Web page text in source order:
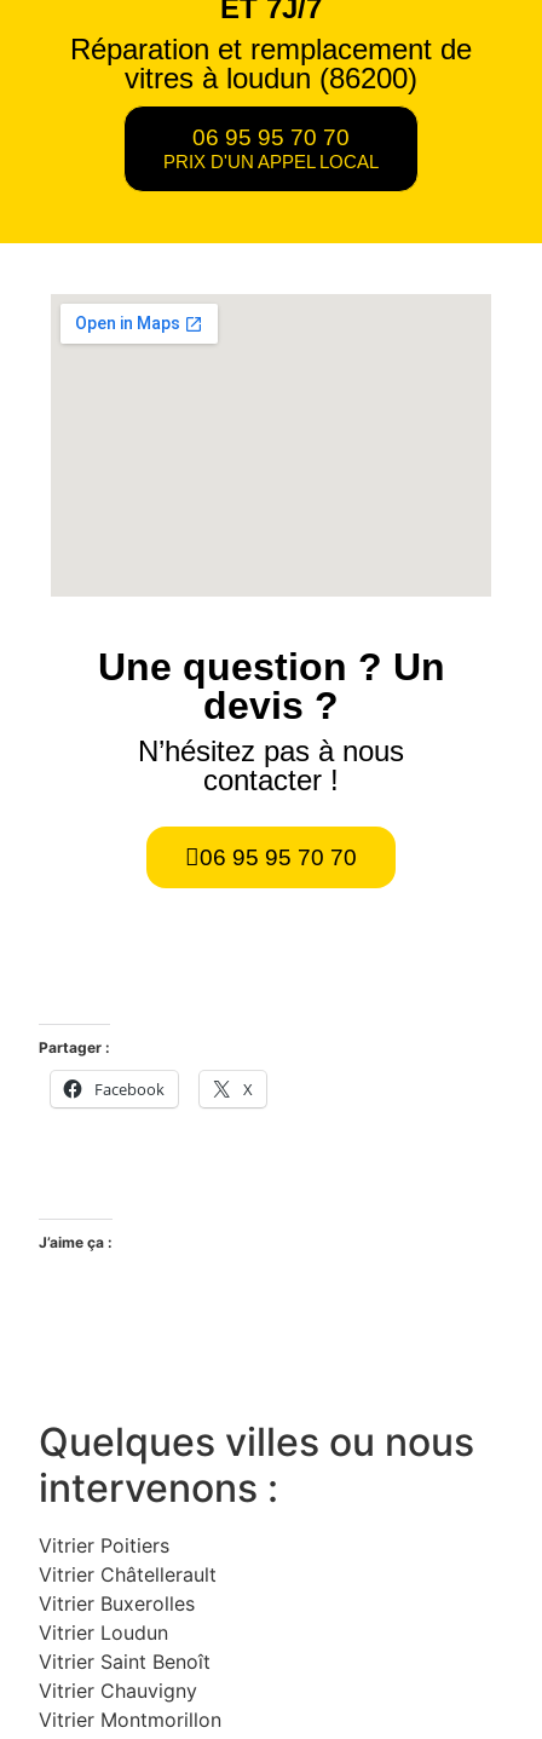
ET 7J/7
Réparation et remplacement de
vitres à loudun (86200)
06 95 95 70 70
PRIX D'UN APPEL LOCAL
Une question ? Un
devis ?
N’hésitez pas à nous
contacter !
06 95 95 70 70
Partager :
Facebook X
J’aime ça :
Quelques villes ou nous
intervenons :
Vitrier Poitiers
Vitrier Châtellerault
Vitrier Buxerolles
Vitrier Loudun
Vitrier Saint Benoît
Vitrier Chauvigny
Vitrier Montmorillon